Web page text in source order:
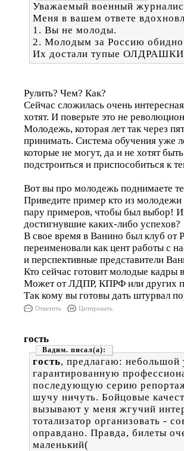
Уважаемый военный
Меня в вашем ответе
1. Вы не молоды.
2. Молодым за Россию
Их достали тупые
Рулить? Чем? Как?
Сейчас сложилась очень
хотят. И поверьте это не
Молодежь, которая лет так через
принимать. Система обучения уже
которые не могут, да и не хотят
подстроиться и приспособиться к
Вот вы про молодежь поднимаете
Приведите пример кто из
пару примеров, чтобы был выбор!
достигнувшие каких-либо успехов?
В свое время в Ванино был клуб от
переименовали как цент работы с
и перспективные представители
Кто сейчас готовит молодые
Может от ЛДПР, КПРФ или других
Так кому вы готовы дать штурвал
Ответить Цитировать
гость
Вадим.
гость, предлагаю: небольшой
гарантированную
последующую серию
шучу ничуть. Бойцовые
вызывают у меня жгучий
тотализатор организовать -
оправдано. Правда, билеты
маленький(